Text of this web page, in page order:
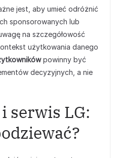
jest, aby umieć odróżnić
sponsorowanych lub
na szczegółowość
użytkowania danego
powinny być
decyzyjnych, a nie
serwis LG: